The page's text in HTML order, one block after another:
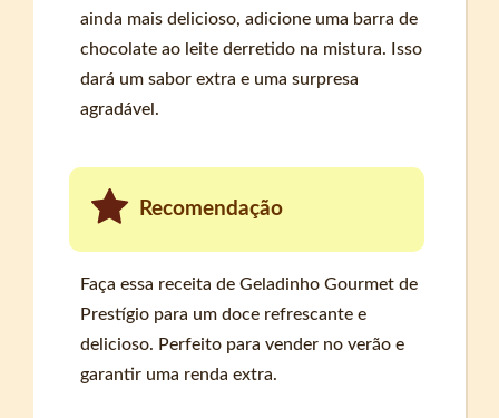
ainda mais delicioso, adicione uma barra de
chocolate ao leite derretido na mistura. Isso
dará um sabor extra e uma surpresa
agradável.
Recomendação
Faça essa receita de Geladinho Gourmet de
Prestígio para um doce refrescante e
delicioso. Perfeito para vender no verão e
garantir uma renda extra.